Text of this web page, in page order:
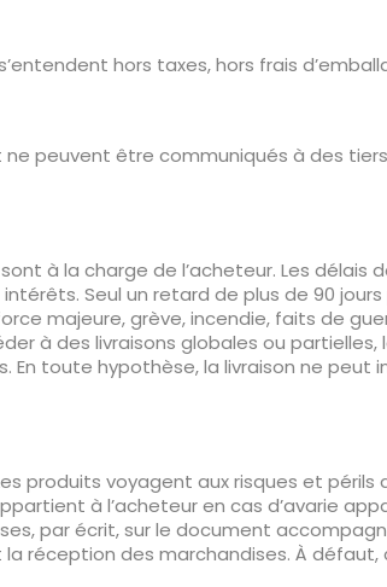
hors taxes, hors frais
peuvent être communiqués à des tiers
à la charge de l’acheteur. Les délais
Seul un retard de plus de 90 jours
majeure, grève, incendie, faits de
à des livraisons globales ou partielles,
toute hypothèse, la livraison ne peut
produits voyagent aux risques et
à l’acheteur en cas d’avarie
par écrit, sur le document
la réception des marchandises. À